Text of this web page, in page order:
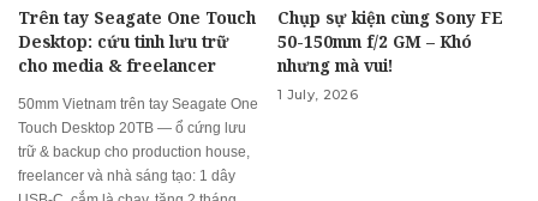
Trên tay Seagate One Touch
Desktop: cứu tinh lưu trữ
cho media & freelancer
50mm Vietnam trên tay Seagate One
Touch Desktop 20TB — ổ cứng lưu
trữ & backup cho production house,
freelancer và nhà sáng tạo: 1 dây
Chụp sự kiện cùng Sony FE
50-150mm f/2 GM – Khó
nhưng mà vui!
1 July, 2026